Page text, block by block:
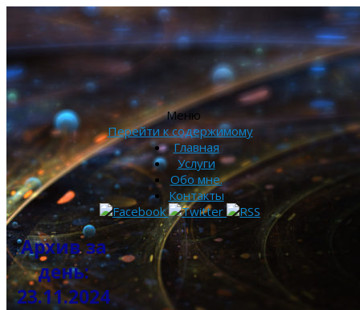
Меню
Перейти к содержимому
Главная
Услуги
Обо мне.
Контакты
Архив за
день:
23.11.2024